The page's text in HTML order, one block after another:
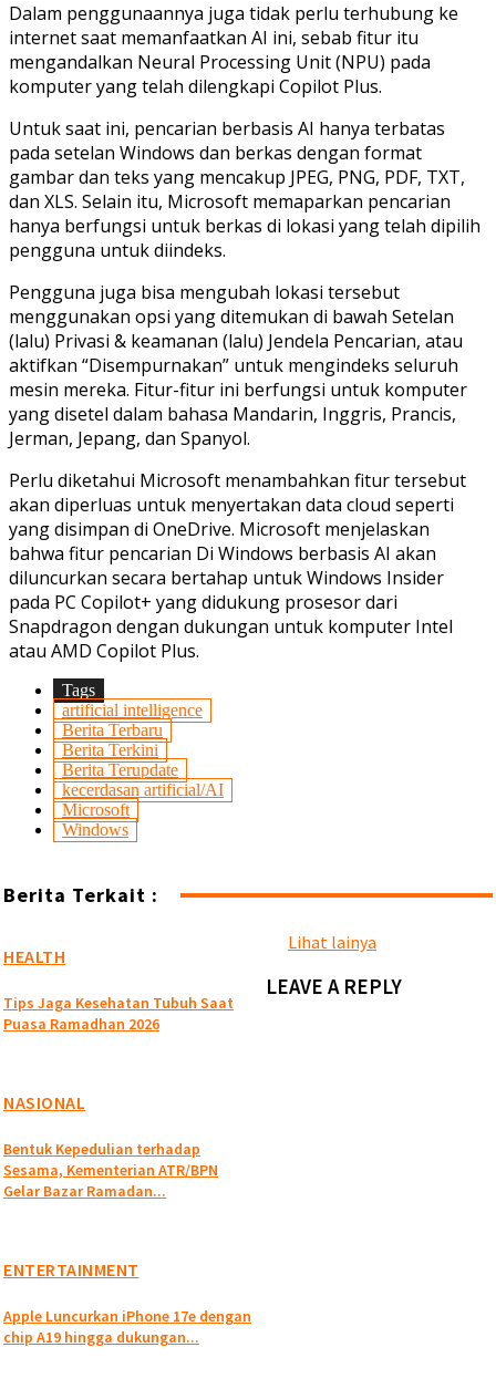
Dalam penggunaannya juga tidak perlu terhubung ke
internet saat memanfaatkan AI ini, sebab fitur itu
mengandalkan Neural Processing Unit (NPU) pada
komputer yang telah dilengkapi Copilot Plus.
Untuk saat ini, pencarian berbasis AI hanya terbatas
pada setelan Windows dan berkas dengan format
gambar dan teks yang mencakup JPEG, PNG, PDF, TXT,
dan XLS. Selain itu, Microsoft memaparkan pencarian
hanya berfungsi untuk berkas di lokasi yang telah dipilih
pengguna untuk diindeks.
Pengguna juga bisa mengubah lokasi tersebut
menggunakan opsi yang ditemukan di bawah Setelan
(lalu) Privasi & keamanan (lalu) Jendela Pencarian, atau
aktifkan “Disempurnakan” untuk mengindeks seluruh
mesin mereka. Fitur-fitur ini berfungsi untuk komputer
yang disetel dalam bahasa Mandarin, Inggris, Prancis,
Jerman, Jepang, dan Spanyol.
Perlu diketahui Microsoft menambahkan fitur tersebut
akan diperluas untuk menyertakan data cloud seperti
yang disimpan di OneDrive. Microsoft menjelaskan
bahwa fitur pencarian Di Windows berbasis AI akan
diluncurkan secara bertahap untuk Windows Insider
pada PC Copilot+ yang didukung prosesor dari
Snapdragon dengan dukungan untuk komputer Intel
atau AMD Copilot Plus.
Tags
artificial intelligence
Berita Terbaru
Berita Terkini
Berita Terupdate
kecerdasan artificial/AI
Microsoft
Windows
Berita Terkait :
HEALTH
Tips Jaga Kesehatan Tubuh Saat
Puasa Ramadhan 2026
NASIONAL
Bentuk Kepedulian terhadap
Sesama, Kementerian ATR/BPN
Gelar Bazar Ramadan...
ENTERTAINMENT
Apple Luncurkan iPhone 17e dengan
chip A19 hingga dukungan...
Lihat lainya
LEAVE A REPLY